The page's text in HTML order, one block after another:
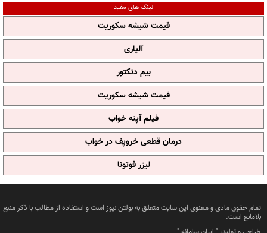
لینک های مفید
قیمت شیشه سکوریت
آلپاری
بیم دتکتور
قیمت شیشه سکوریت
فیلم آپنه خواب
درمان قطعی خروپف در خواب
لیزر فوتونا
تمام حقوق مادی و معنوی این سایت متعلق به بولتن نیوز است و استفاده از مطالب با ذکر منبع
بلامانع است.